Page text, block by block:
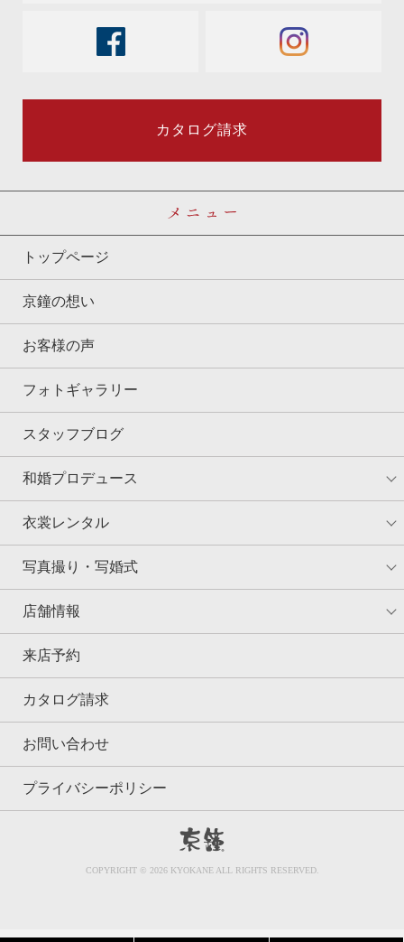
instagram
カタログ請求
トップページ
京鐘の想い
お客様の声
フォトギャラリー
スタッフブログ
和婚プロデュース
衣裳レンタル
写真撮り・写婚式
店舗情報
来店予約
カタログ請求
お問い合わせ
プライバシーポリシー
COPYRIGHT © 2026 KYOKANE ALL RIGHTS RESERVED.